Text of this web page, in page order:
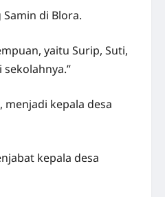
di Blora.
yaitu Surip, Suti,
menjadi kepala desa
kepala desa